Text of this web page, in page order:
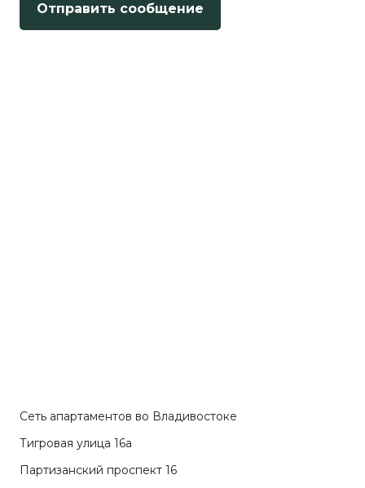
Отправить сообщение
Сеть апартаментов во Владивостоке
Тигровая улица 16а
Партизанский проспект 16